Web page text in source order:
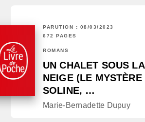
PARUTION : 08/03/2023
672 PAGES
ROMANS
UN CHALET SOUS LA
NEIGE (LE MYSTÈRE
SOLINE, …
Marie-Bernadette Dupuy